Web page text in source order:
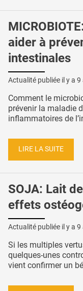
aider à
intestinales
Actualité publiée il y a 9
Comment le
prévenir la maladie
inflammatoires de
LIRE LA SUITE
SOJA: Lait
effets
Actualité publiée il y a 9
Si les multiples
quelques-unes
vient confirmer un